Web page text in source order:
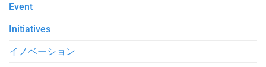
Event
Initiatives
イノベーション